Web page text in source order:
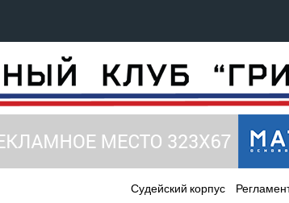
Судейский корпус